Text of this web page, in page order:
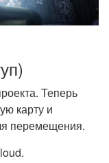
Теперь
карту и
перемещения.